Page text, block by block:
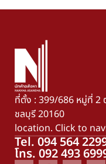
ที่ตั้ง : 399/686 หมู่ที่ 2
ชลบุรี 20160
location. Click to
Tel. 094 564
โทร. 092 493